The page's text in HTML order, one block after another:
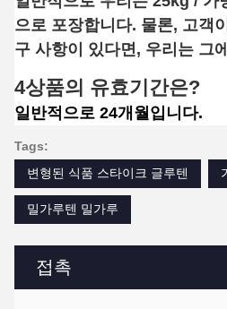
접촉
으로 포장합니다. 물론, 고객
구 사항이 있다면, 우리는 그
4상품의 유효기간은?
일반적으로 24개월입니다.
Tags:
변형된 식품 스타이크 글루텐
밀가루텐 밀가루